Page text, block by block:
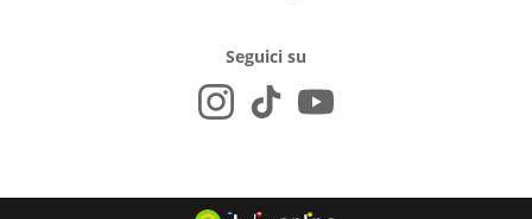
Seguici su